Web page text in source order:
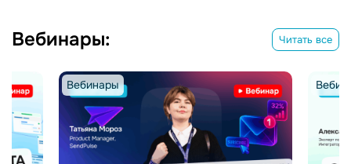
Вебинары: Читать все
Вебинары